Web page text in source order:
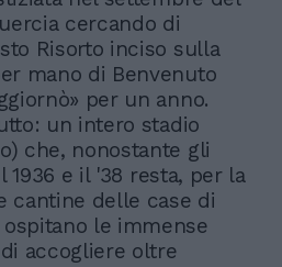
cercando di
Risorto inciso sulla
mano di Benvenuto
per un anno.
un intero stadio
che, nonostante gli
e il '38 resta, per la
cantine delle case di
ospitano le immense
accogliere oltre